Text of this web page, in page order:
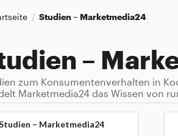
/ Studien – Marketmedia24
–
zum Konsumentenverhalten in
Marketmedia24 das Wissen von
– Marketmedia24